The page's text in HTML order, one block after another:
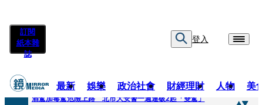
訂閱
紙本雜
誌
登入
最新 娛樂 政治社會 財經理財 人物 美
快訊
酒駕加毒駕危險上路 北市大安警一週連破2起「雙駕」